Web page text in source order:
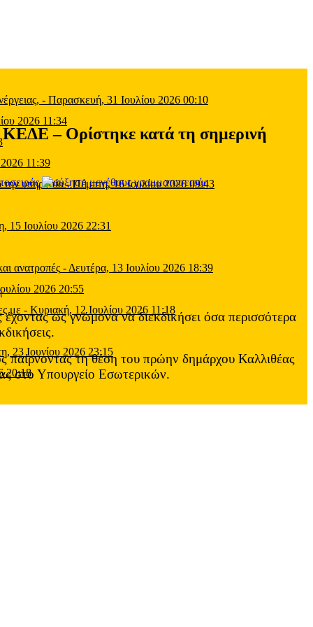
- Παρασκευή, 31 Ιουλίου 2026 00:10
2026 11:34
11:39
υπηρεσία-Πέμπτη, 16 Ιουλίου 2026 09:43
15 Ιουλίου 2026 22:31
ανατροπές -Δευτέρα, 13 Ιουλίου 2026 18:39
2026 20:55
με - Κυριακή, 12 Ιουλίου 2026 11:18
23 Ιουνίου 2026 23:15
20:18
– Ορίστηκε κατά τη σημερινή
ως γνώμονα να διεκδικήσει όσα περισσότερα
τη θέση του πρώην δημάρχου Καλλιθέας
στο Υπουργείο Εσωτερικών.